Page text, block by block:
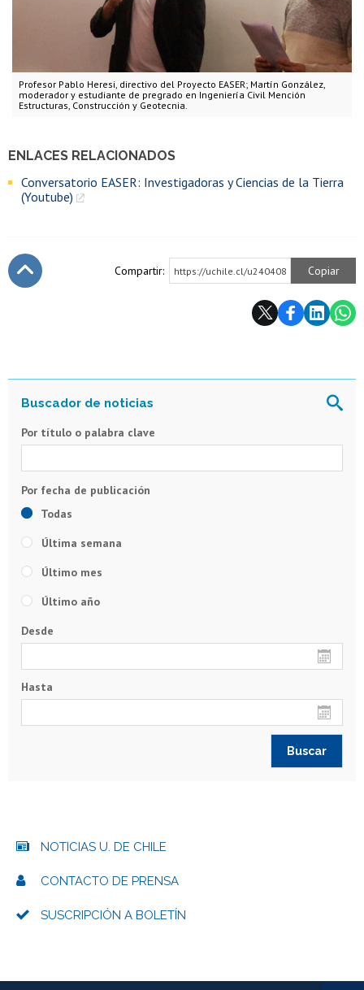
Profesor Pablo Heresi, directivo del Proyecto EASER; Martín González,
moderador y estudiante de pregrado en Ingeniería Civil Mención
Estructuras, Construcción y Geotecnia.
ENLACES RELACIONADOS
Conversatorio EASER: Investigadoras y Ciencias de la Tierra
(Youtube)
Compartir: https://uchile.cl/u240408 Copiar
Por título o palabra clave
Todas
Última semana
Último mes
Último año
Desde
Hasta
NOTICIAS U. DE CHILE
CONTACTO DE PRENSA
SUSCRIPCIÓN A BOLETÍN